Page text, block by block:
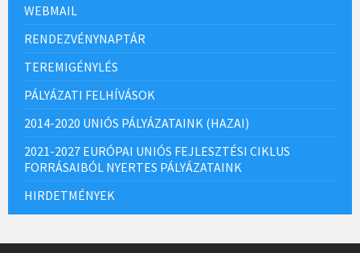
WEBMAIL
RENDEZVÉNYNAPTÁR
TEREMIGÉNYLÉS
PÁLYÁZATI FELHÍVÁSOK
2014-2020 UNIÓS PÁLYÁZATAINK (HAZAI)
2021-2027 EURÓPAI UNIÓS FEJLESZTÉSI CIKLUS
FORRÁSAIBÓL NYERTES PÁLYÁZATAINK
HIRDETMÉNYEK